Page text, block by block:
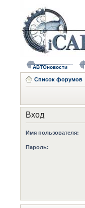
АВТОновости
Список форумов
Вход
Имя пользователя:
Пароль: